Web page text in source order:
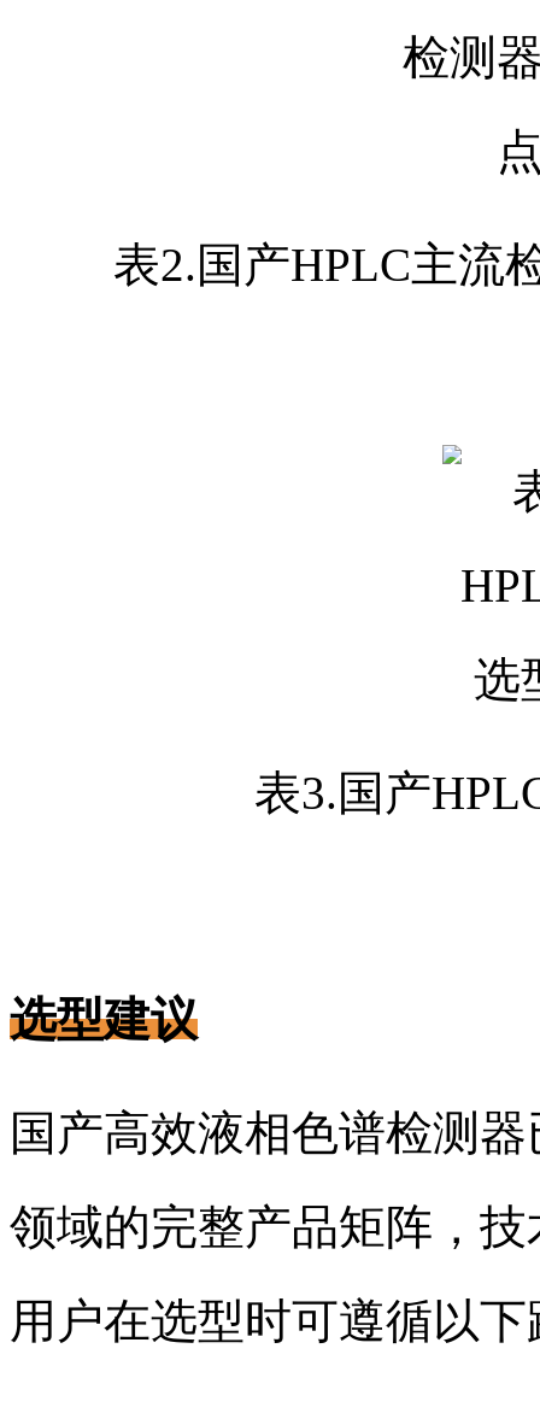
表2.国产HPLC主流
表3.国产
选型建议
国产高效液相色谱检测
领域的完整产品矩阵，
用户在选型时可遵循以